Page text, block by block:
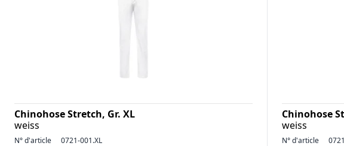
Chinohose Stretch, Gr. XL
weiss
N° d'article 0721-001.XL
Chinohose
weiss
N° d'article